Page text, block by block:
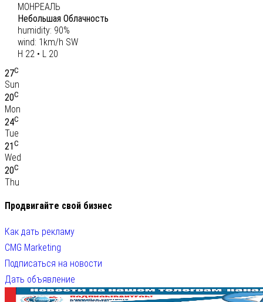
МОНРЕАЛЬ
Небольшая Облачность
humidity: 90%
wind: 1km/h SW
H 22 • L 20
27C
Sun
20C
Mon
24C
Tue
21 C
Wed
20C
Thu
Продвигайте свой бизнес
Как дать рекламу
CMG Marketing
Подписаться на новости
Дать объявление